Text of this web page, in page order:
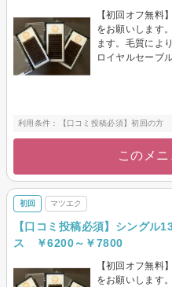
【初回オフ無
をお願いします
ます。毛質によ
ロイヤルセーブ
利用条件：【口コミ投稿必須】初回の方
このメ
初回 マツエク
【口コミ投稿必須】シングル
ス ￥6200～￥7800
【初回オフ無
をお願いします